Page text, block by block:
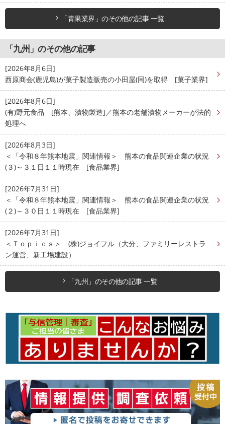
「青果業界」のその他の記事 一覧
「九州」のその他の記事
[2026年8月6日]
西原商会(鹿児島)が菓子製造販売の小田屋(同)を取得 [菓子業界]
[2026年8月6日]
(有)野元食品 [熊本、漬物製造]／熊本の老舗漬物メーカーが法的
処理へ
[2026年8月3日]
＜「令和８年熊本地震」関連情報＞ 熊本の食品関連企業の状況
(３)～３１日１１時現在 [食品業界]
[2026年7月31日]
＜「令和８年熊本地震」関連情報＞ 熊本の食品関連企業の状況
(２)～３０日１１時現在 [食品業界]
[2026年7月31日]
＜Ｔｏｐｉｃｓ＞ (株)ジョイフル（大分、ファミリーレストラ
ン運営、新工場建設）
「九州」のその他の記事 一覧